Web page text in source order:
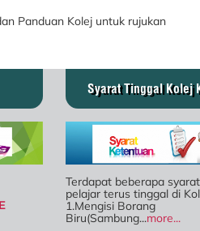
Panduan Kolej untuk rujukan
Syarat Tinggal Kolej
Terdapat beberapa
pelajar terus tinggal di
1.Mengisi Borang
Biru(Sambung...more...